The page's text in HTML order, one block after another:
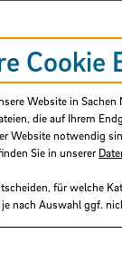
Cookie
Website in
die auf Ihrem
Website notwendig
Sie in unserer
für welche
je nach Auswahl ggf.